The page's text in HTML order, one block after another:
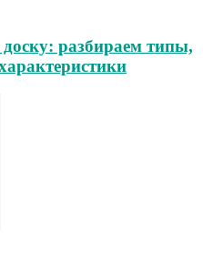
разбираем типы,